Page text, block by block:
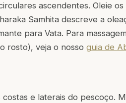
ascendentes. Oleie
Samhita descreve a
para Vata. Para
rosto), veja o nosso guia de
e laterais do pescoço.